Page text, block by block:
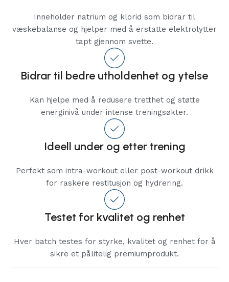
Inneholder natrium og klorid som bidrar til
væskebalanse og hjelper med å erstatte elektrolytter
tapt gjennom svette.
Bidrar til bedre utholdenhet og ytelse
Kan hjelpe med å redusere tretthet og støtte
energinivå under intense treningsøkter.
Ideell under og etter trening
Perfekt som intra-workout eller post-workout drikk
for raskere restitusjon og hydrering.
Testet for kvalitet og renhet
Hver batch testes for styrke, kvalitet og renhet for å
sikre et pålitelig premiumprodukt.